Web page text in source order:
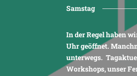
Samstag
In der Regel haben
Uhr geöffnet.
unterwegs.
Workshops, unser